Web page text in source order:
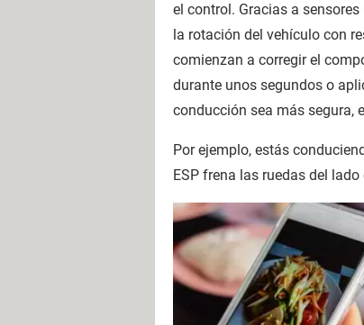
el control. Gracias a sensores
la rotación del vehículo con
comienzan a corregir el
durante unos segundos o
conducción sea más segura,
Por ejemplo, estás
ESP frena las ruedas del